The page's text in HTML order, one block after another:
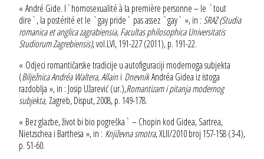
« André Gide. l`homosexualité à la première personne – le `tout
dire`, la postérité et le `gay pride` pas assez `gay` », in :SRAZ (Studia
romanica et anglica zagrabiensia, Facultas philosophica Universitatis
Studiorum Zagrebiensis), vol.LVI, 191-227 (2011), p. 191-22.
« Odjeci romantičarske tradicije u autofiguraciji modernoga subjekta
(Bilježnica Andréa Waltera, Allaini DnevnikAndréa Gidea iz istoga
razdoblja », in : Josip Užarević (ur.),Romantizam i pitanja modernog
subjekta, Zagreb, Disput, 2008, p. 149-178.
« Bez glazbe, život bi bio pogreška` – Chopin kod Gidea, Sartrea,
Nietzschea i Barthesa », in : Književna smotra, XLII/2010 broj 157-158 (3-4),
p. 51-60.